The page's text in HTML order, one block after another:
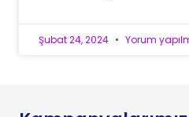
Şubat 24, 2024 Yorum